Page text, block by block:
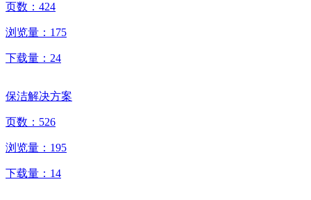
页数： 424
浏览量： 175
下载量： 24
保洁解决方案
页数： 526
浏览量： 195
下载量： 14